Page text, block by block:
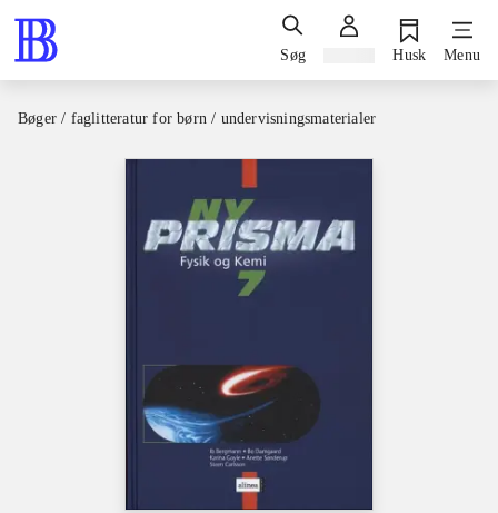
Søg Husk Menu
Bøger / faglitteratur for børn / undervisningsmaterialer